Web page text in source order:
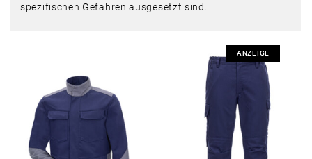
spezifischen Gefahren ausgesetzt sind.
ANZEIGE